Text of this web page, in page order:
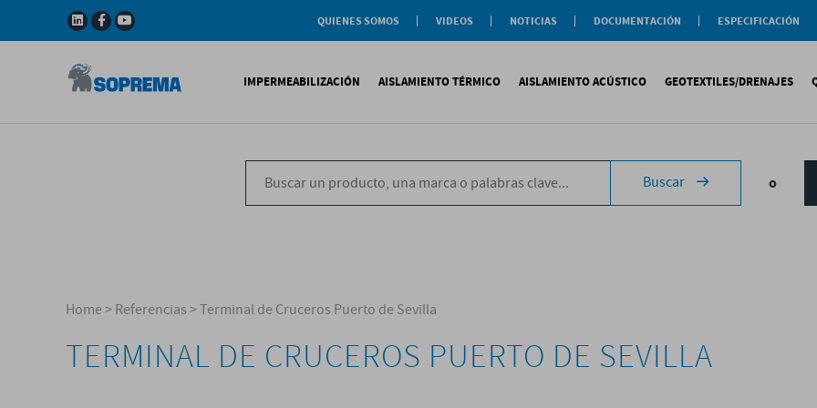
QUIENES SOMOS
VIDEOS
NOTICIAS
DOCUMENTACIÓN
Documentación General
ESPECIFICACIÓN
Certificaciones
IMPERMEABILIZACIÓN
Impermeabilización Bituminosa
Impermeabilización Sintética
Impermeabilización Líquida
AISLAMIENTO TÉRMICO
XPS
Texlosa
PIR
AISLAMIENTO ACÚSTICO
Tecsound®
Texfon
Texsilen
GEOTEXTILES/DRENAJES
Geotextiles
Drenajes
Buscar o
Home>Referencias>Terminal de Cruceros Puerto de Sevilla
TERMINAL DE CRUCEROS PUERTO DE SEVILLA